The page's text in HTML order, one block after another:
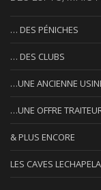
… DES PÉNICHES
… DES CLUBS
…UNE ANCIENNE
…UNE OFFRE
& PLUS ENCORE
LES CAVES